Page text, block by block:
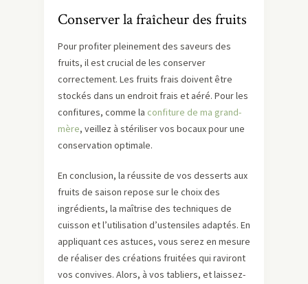
Conserver la fraîcheur des fruits
Pour profiter pleinement des saveurs des
fruits, il est crucial de les conserver
correctement. Les fruits frais doivent être
stockés dans un endroit frais et aéré. Pour les
confitures, comme la confiture de ma grand-
mère, veillez à stériliser vos bocaux pour une
conservation optimale.
En conclusion, la réussite de vos desserts aux
fruits de saison repose sur le choix des
ingrédients, la maîtrise des techniques de
cuisson et l’utilisation d’ustensiles adaptés. En
appliquant ces astuces, vous serez en mesure
de réaliser des créations fruitées qui raviront
vos convives. Alors, à vos tabliers, et laissez-